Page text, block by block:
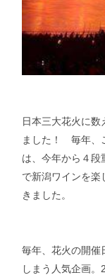
日本三大花火に数
ました！ 毎年、
は、今年から４段
で新潟ワインを楽
きました。
毎年、花火の開催
しまう人気企画